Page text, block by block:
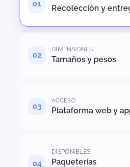
Recolección y
DIMENSIONES
Tamaños y pesos
ACCESO
Plataforma web y
DISPONIBLES
Paqueterías